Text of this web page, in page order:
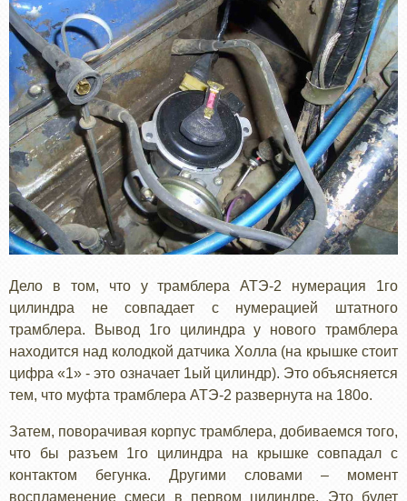
Дело в том, что у трамблера АТЭ-2 нумерация 1го
цилиндра не совпадает с нумерацией штатного
трамблера. Вывод 1го цилиндра у нового трамблера
находится над колодкой датчика Холла (на крышке стоит
цифра «1» - это означает 1ый цилиндр). Это объясняется
тем, что муфта трамблера АТЭ-2 развернута на 180о.
Затем, поворачивая корпус трамблера, добиваемся того,
что бы разъем 1го цилиндра на крышке совпадал с
контактом бегунка. Другими словами – момент
воспламенение смеси в первом цилиндре. Это будет